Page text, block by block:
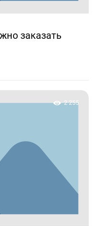
заказать
2 255